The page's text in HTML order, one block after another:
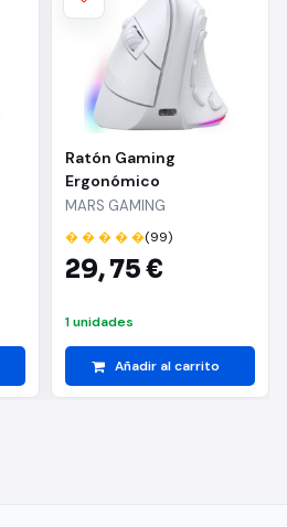
Ratón Gaming
Ergonómico
Inalámbrico Mars
Gaming MM-SK/ Hasta
8400 DPI/ Blanco
MARS GAMING
� � � � �(99)
29,75 €
1 unidades
Añadir al carrito